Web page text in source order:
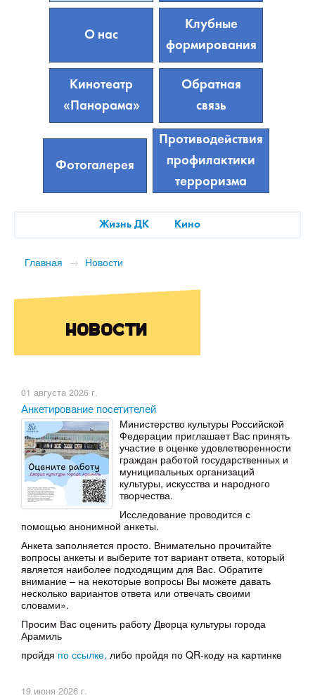
О нас
Клубные
формирования
Кинотеатр
«Панорама»
Обратная
связь
Фотогалерея
Противодействия
профилактики
терроризма
Жизнь ДК Кино
Главная → Новости
Новости
01 августа 2026 г.
Анкетирование посетителей
Министерство культуры Российской
Федерации приглашает Вас принять
участие в оценке удовлетворенности
граждан работой государственных и
муниципальных организаций
культуры, искусства и народного
творчества.
Исследование проводится с
помощью анонимной анкеты.
Анкета заполняется просто. Внимательно прочитайте
вопросы анкеты и выберите тот вариант ответа, который
является наиболее подходящим для Вас. Обратите
внимание – на некоторые вопросы Вы можете давать
несколько вариантов ответа или отвечать своими
словами».
Просим Вас оценить работу Дворца культуры города
Арамиль
пройдя по ссылке, либо пройдя по QR-коду на картинке
19 июня 2026 г.